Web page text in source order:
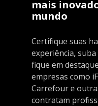
mais
mundo
Certifique suas
experiência,
fique em
empresas como
Carrefour e
contratam